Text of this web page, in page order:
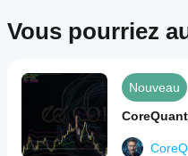
Vous pourriez
Nouveau